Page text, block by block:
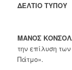
ΔΕΛΤΙΟ ΤΥΠΟΥ
ΜΑΝΟΣ
την επίλυση
Πάτμο».